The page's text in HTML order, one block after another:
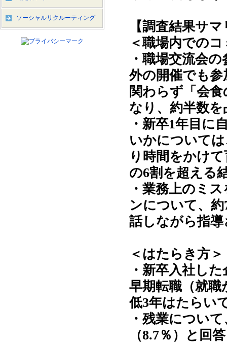
【調査結果サ
＜職場内での
・職場交流会
外の開催でも
関わらず「会
なり、約半数
・新卒1年目に
いかについて
り時間をかけ
の6割を超える
・業務上のミ
ンについて、
話しながら指導
＜はたらき方＞
・新卒入社し
早期転職（就職
低3年はたらい
・残業につい
（8.7％）と回
ソーシャルリクルーティング